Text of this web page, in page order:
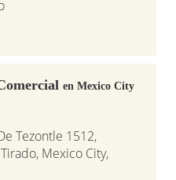
en Mexico City
Tezontle 1512,
Mexico City,